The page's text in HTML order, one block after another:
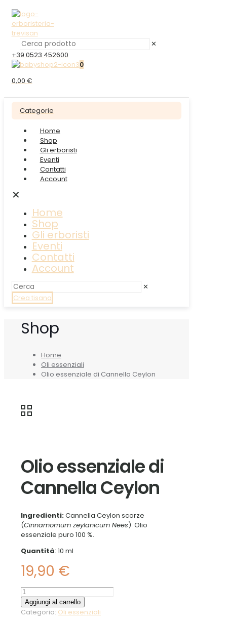
✕
+39 0523 452600
0
0,00 €
Categorie
Home
Shop
Gli erboristi
Eventi
Contatti
Account
✕
Home
Shop
Gli erboristi
Eventi
Contatti
Account
✕
Crea tisana
Shop
Home
Oli essenziali
Olio essenziale di Cannella Ceylon
Olio essenziale di
Cannella Ceylon
Ingredienti:Cannella Ceylon scorze
(Cinnamomum zeylanicum Nees) Olio
essenziale puro 100 %.
Quantità: 10 ml
19,90 €
Olio
essenziale
di
Aggiungi al carrello
Categoria: Oli essenziali